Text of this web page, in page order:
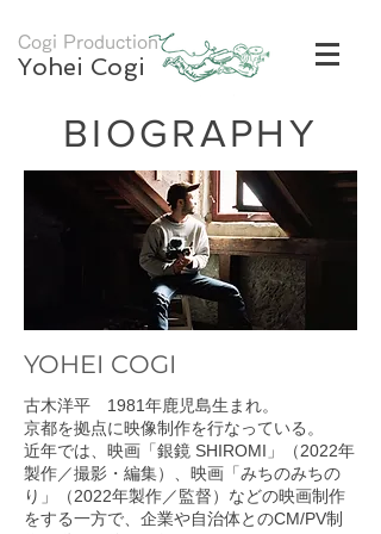
Cogi Production
Yohei Cogi
​YOHEI COGI
古木洋平 1981年鹿児島生まれ。
京都を拠点に映像制作を行なっている。
近年では、映画「銀鏡 SHIROMI」（2022年
製作／撮影・編集）、映画「みちのみちの
り」（2022年製作／監督）などの映画制作
をする一方で、企業や自治体とのCM/PV制
​BIOGRAPHY